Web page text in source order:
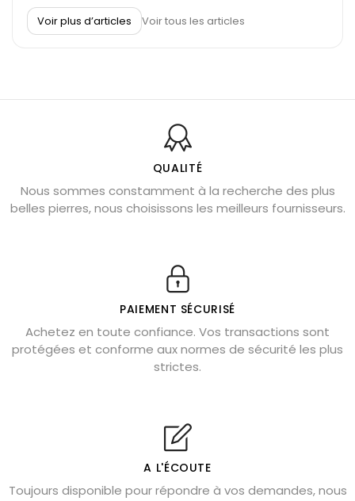
À quel poignet porter un bracelet de pierre
Découvrez le scorpion et ses pierres
Bienfaits de la sélénite – pierre des anges
L’améthyste est-elle faite pour moi ?
Chrysocolle : pierre apaisante
Obsidienne dorée : vertus et signification
Véritable citrine naturelle non chauffée
Où placer la citrine dans la maison
Cornaline : propriétés magiques
Capricorne : quelles pierres choisir
Shungite : purification et protection
Bagues en labradorite argent 925
Voir plus d’articles Voir tous les articles
QUALITÉ
Nous sommes constamment à la recherche des plus
belles pierres, nous choisissons les meilleurs fournisseurs.
PAIEMENT SÉCURISÉ
Achetez en toute confiance. Vos transactions sont
protégées et conforme aux normes de sécurité les plus
strictes.
A L'ÉCOUTE
Toujours disponible pour répondre à vos demandes, nous